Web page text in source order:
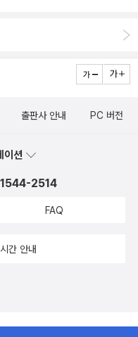
Morgan le Fay is filled
adventure, Jack uses
information subtly conv
reader. As part of the st
American tribes. w
land and lifestyle. Jack
reference materials, an
In this story, t
web site, www.ra
출판사 안내 PC 버전
이션
1544-2514
FAQ
간 안내